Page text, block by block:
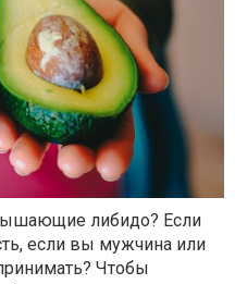
либидо? Если
если вы мужчина или
Чтобы